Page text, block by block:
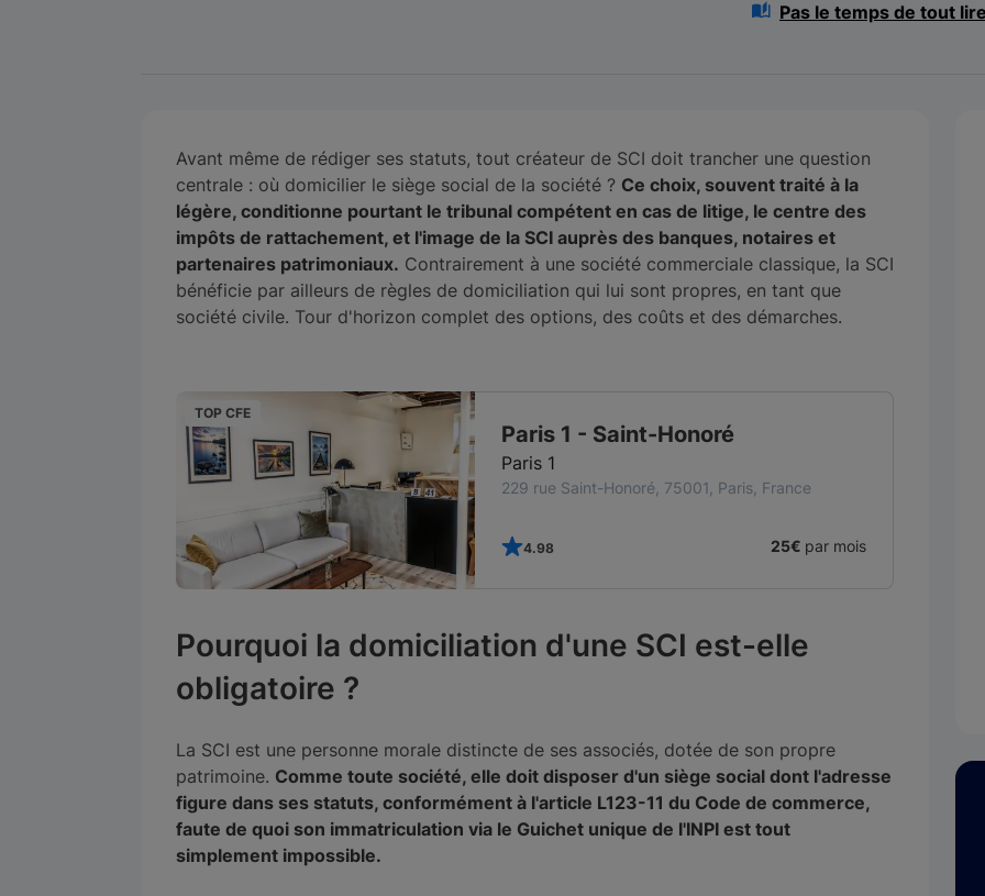
Pas le temps de tout
Avant même de rédiger ses statuts, tout créateur de SCI doit trancher une question
centrale : où domicilier le siège social de la société ? Ce choix, souvent traité à la
légère, conditionne pourtant le tribunal compétent en cas de litige, le centre des
impôts de rattachement, et l'image de la SCI auprès des banques, notaires et
partenaires patrimoniaux. Contrairement à une société commerciale classique, la SCI
bénéficie par ailleurs de règles de domiciliation qui lui sont propres, en tant que
société civile. Tour d'horizon complet des options, des coûts et des démarches.
TOP CFE
Paris 2 - Colonnes
Paris 2
9 rue des colonnes, 75002, Paris, France
4.99 26€ par mois
Pourquoi la domiciliation d'une SCI est-elle
obligatoire ?
La SCI est une personne morale distincte de ses associés, dotée de son propre
patrimoine. Comme toute société, elle doit disposer d'un siège social dont l'adresse
figure dans ses statuts, conformément à l'article L123-11 du Code de commerce,
faute de quoi son immatriculation via le Guichet unique de l'INPI est tout
simplement impossible.